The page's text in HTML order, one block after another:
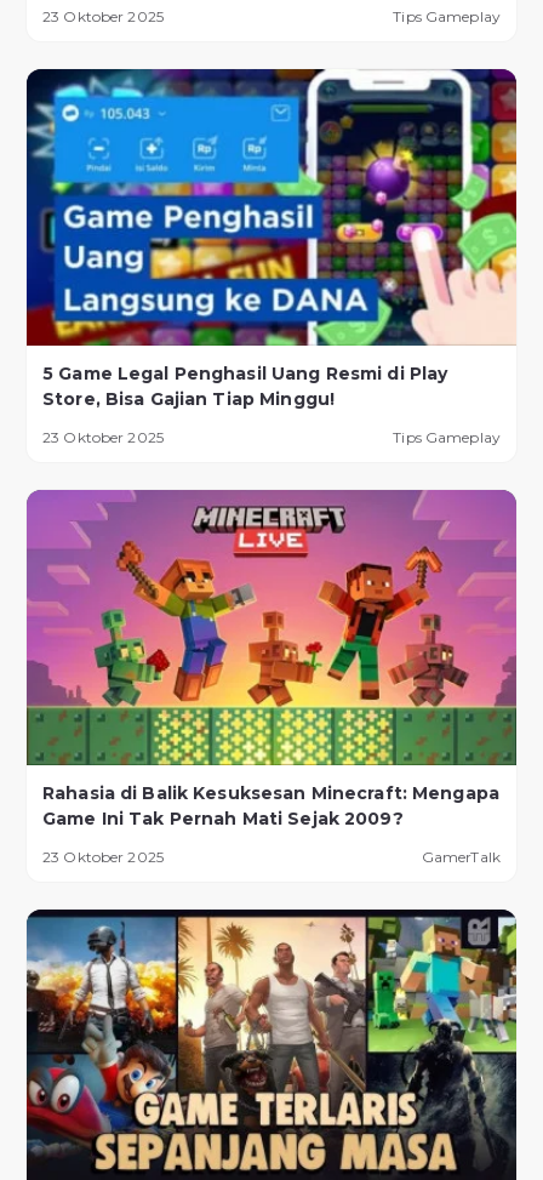
23 Oktober 2025 Tips Gameplay
5 Game Legal Penghasil Uang Resmi di Play
Store, Bisa Gajian Tiap Minggu!
23 Oktober 2025 Tips Gameplay
Rahasia di Balik Kesuksesan Minecraft: Mengapa
Game Ini Tak Pernah Mati Sejak 2009?
23 Oktober 2025 GamerTalk